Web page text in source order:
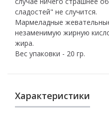
сладостей" не случится.
Мармеладные
незаменимую жирную
жира.
Вес упаковки - 20 гр.
Характеристики